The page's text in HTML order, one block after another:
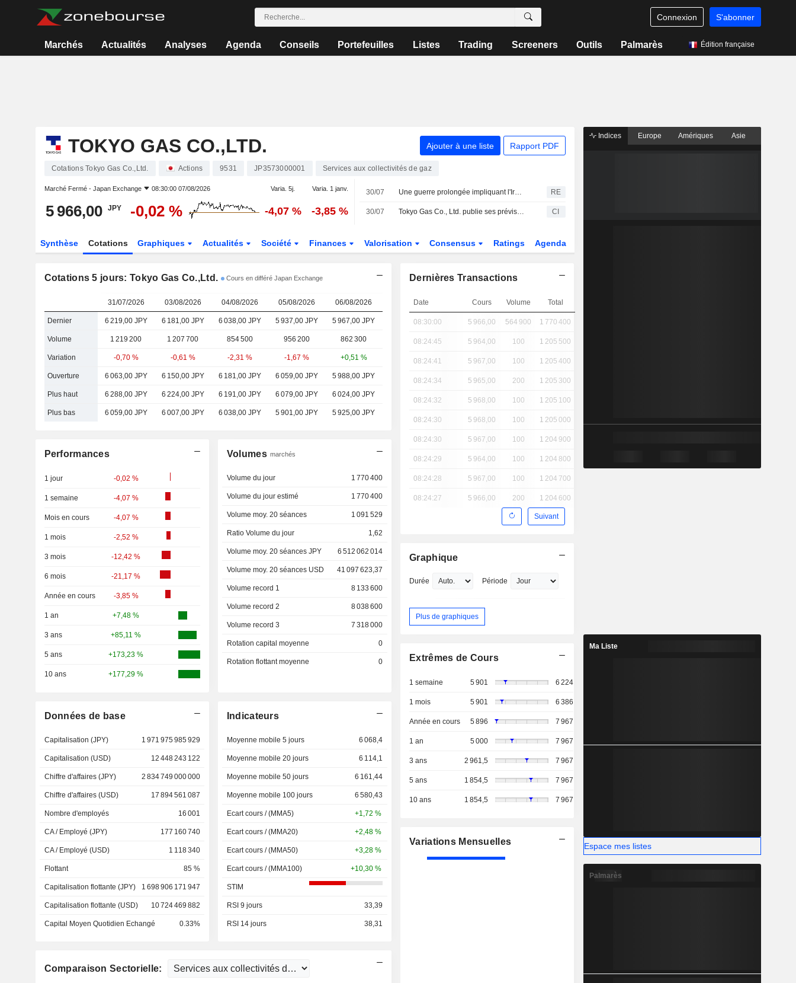
Connexion S'abonner
Marchés Actualités Analyses Agenda Conseils Portefeuilles Listes Trading Screeners Outils Palmarès Édition française
TOKYO GAS CO.,LTD. Ajouter à une liste Rapport PDF
Cotations Tokyo Gas Co.,Ltd. Actions 9531 JP3573000001 Services aux collectivités de gaz
Marché Fermé - Japan Exchange 08:30:00 07/08/2026 Varia. 5j. Varia. 1 janv.
5 966,00 JPY -0,02 % -4,07 % -3,85 %
30/07 Une guerre prolongée impliquant l'Iran pourrait maintenir les prix du GNL à un niveau élevé, selon Tokyo Gas RE
30/07 Tokyo Gas Co., Ltd. publie ses prévisions de résultats consolidés pour l'exercice clos le 31 mars 2027 CI
Synthèse Cotations Graphiques Actualités Société Finances Valorisation Consensus Ratings Agenda
Cotations 5 jours: Tokyo Gas Co.,Ltd. Cours en différé Japan Exchange
31/07/2026 03/08/2026 04/08/2026 05/08/2026 06/08/2026
Dernier 6 219,00 JPY 6 181,00 JPY 6 038,00 JPY 5 937,00 JPY 5 967,00 JPY
Volume 1 219 200 1 207 700 854 500 956 200 862 300
Variation -0,70 % -0,61 % -2,31 % -1,67 % +0,51 %
Ouverture 6 063,00 JPY 6 150,00 JPY 6 181,00 JPY 6 059,00 JPY 5 988,00 JPY
Plus haut 6 288,00 JPY 6 224,00 JPY 6 191,00 JPY 6 079,00 JPY 6 024,00 JPY
Plus bas 6 059,00 JPY 6 007,00 JPY 6 038,00 JPY 5 901,00 JPY 5 925,00 JPY
Performances
1 jour -0,02 %
1 semaine -4,07 %
Mois en cours -4,07 %
1 mois -2,52 %
3 mois -12,42 %
6 mois -21,17 %
Année en cours -3,85 %
1 an +7,48 %
3 ans +85,11 %
5 ans +173,23 %
10 ans +177,29 %
Volumes marchés
Volume du jour 1 770 400
Volume du jour estimé 1 770 400
Volume moy. 20 séances 1 091 529
Ratio Volume du jour 1,62
Volume moy. 20 séances JPY 6 512 062 014
Volume moy. 20 séances USD 41 097 623,37
Volume record 1 8 133 600
Volume record 2 8 038 600
Volume record 3 7 318 000
Rotation capital moyenne 0
Rotation flottant moyenne 0
Données de base
Capitalisation (JPY) 1 971 975 985 929
Capitalisation (USD) 12 448 243 122
Chiffre d'affaires (JPY) 2 834 749 000 000
Chiffre d'affaires (USD) 17 894 561 087
Nombre d'employés 16 001
CA / Employé (JPY) 177 160 740
CA / Employé (USD) 1 118 340
Flottant 85 %
Capitalisation flottante (JPY) 1 698 906 171 947
Capitalisation flottante (USD) 10 724 469 882
Capital Moyen Quotidien Echangé 0.33%
Indicateurs
Moyenne mobile 5 jours 6 068,4
Moyenne mobile 20 jours 6 114,1
Moyenne mobile 50 jours 6 161,44
Moyenne mobile 100 jours 6 580,43
Ecart cours / (MMA5) +1,72 %
Ecart cours / (MMA20) +2,48 %
Ecart cours / (MMA50) +3,28 %
Ecart cours / (MMA100) +10,30 %
STIM
RSI 9 jours 33,39
RSI 14 jours 38,31
Comparaison Sectorielle:
Dernières Transactions
Date Cours Volume Total
08:30:00 5 966,00 564 900 1 770 400
08:24:45 5 964,00 100 1 205 500
08:24:41 5 967,00 100 1 205 400
08:24:34 5 965,00 200 1 205 300
08:24:32 5 968,00 100 1 205 100
08:24:30 5 968,00 100 1 205 000
08:24:30 5 967,00 100 1 204 900
08:24:29 5 964,00 100 1 204 800
08:24:28 5 967,00 100 1 204 700
08:24:27 5 966,00 200 1 204 600
Suivant
Graphique
Durée Période
Plus de graphiques
Extrêmes de Cours
1 semaine 5 901 6 224
1 mois 5 901 6 386
Année en cours 5 896 7 967
1 an 5 000 7 967
3 ans 2 961,5 7 967
5 ans 1 854,5 7 967
10 ans 1 854,5 7 967
Variations Mensuelles
Indices Europe Amériques Asie
Ma Liste
Espace mes listes
Palmarès